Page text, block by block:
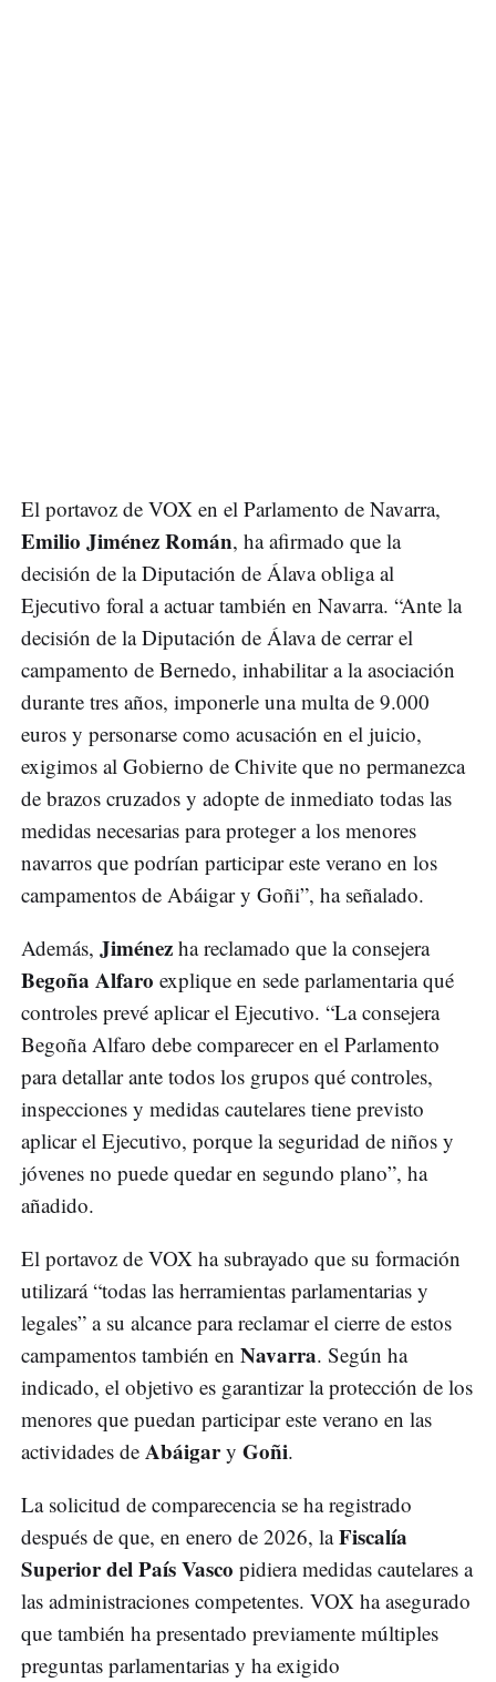
El portavoz de VOX en el Parlamento de Navarra,
Emilio Jiménez Román, ha afirmado que la
decisión de la Diputación de Álava obliga al
Ejecutivo foral a actuar también en Navarra. “Ante la
decisión de la Diputación de Álava de cerrar el
campamento de Bernedo, inhabilitar a la asociación
durante tres años, imponerle una multa de 9.000
euros y personarse como acusación en el juicio,
exigimos al Gobierno de Chivite que no permanezca
de brazos cruzados y adopte de inmediato todas las
medidas necesarias para proteger a los menores
navarros que podrían participar este verano en los
campamentos de Abáigar y Goñi”, ha señalado.
Además, Jiménez ha reclamado que la consejera
Begoña Alfaro explique en sede parlamentaria qué
controles prevé aplicar el Ejecutivo. “La consejera
Begoña Alfaro debe comparecer en el Parlamento
para detallar ante todos los grupos qué controles,
inspecciones y medidas cautelares tiene previsto
aplicar el Ejecutivo, porque la seguridad de niños y
jóvenes no puede quedar en segundo plano”, ha
añadido.
El portavoz de VOX ha subrayado que su formación
utilizará “todas las herramientas parlamentarias y
legales” a su alcance para reclamar el cierre de estos
campamentos también en Navarra. Según ha
indicado, el objetivo es garantizar la protección de los
menores que puedan participar este verano en las
actividades de Abáigary Goñi.
La solicitud de comparecencia se ha registrado
después de que, en enero de 2026, laFiscalía
Superior del País Vasco pidiera medidas cautelares a
las administraciones competentes. VOX ha asegurado
que también ha presentado previamente múltiples
preguntas parlamentarias y ha exigido